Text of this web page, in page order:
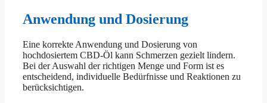
Anwendung und Dosierung
Eine korrekte Anwendung und Dosierung von
hochdosiertem CBD-Öl kann Schmerzen gezielt lindern.
Bei der Auswahl der richtigen Menge und Form ist es
entscheidend, individuelle Bedürfnisse und Reaktionen zu
berücksichtigen.